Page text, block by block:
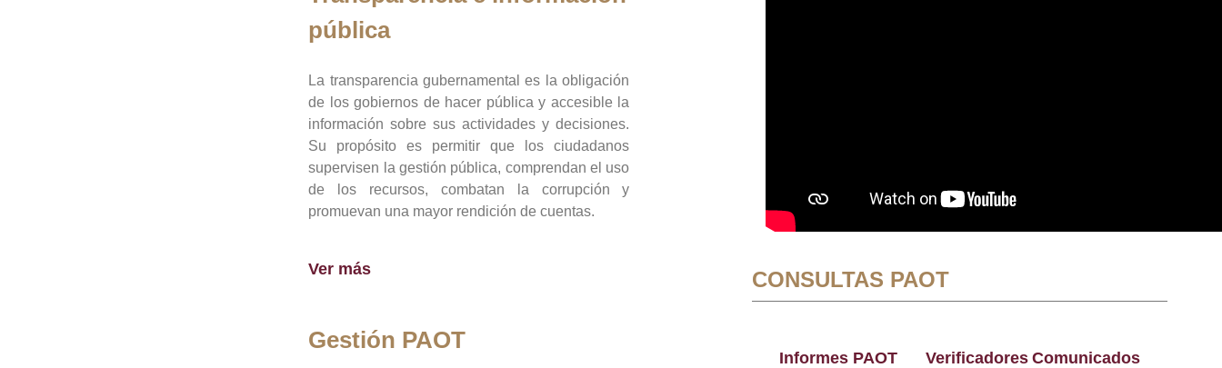
pública
La transparencia gubernamental es la obligación
de los gobiernos de hacer pública y accesible la
información sobre sus actividades y decisiones.
Su propósito es permitir que los ciudadanos
supervisen la gestión pública, comprendan el uso
de los recursos, combatan la corrupción y
promuevan una mayor rendición de cuentas.
Ver más
Gestión PAOT
CONSULTAS PAOT
Informes PAOT
Verificadores Comunicados